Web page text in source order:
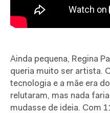
Ainda pequena, Regina
queria muito ser artista.
tecnologia e a mãe era
relutaram, mas nada
mudasse de ideia. Com